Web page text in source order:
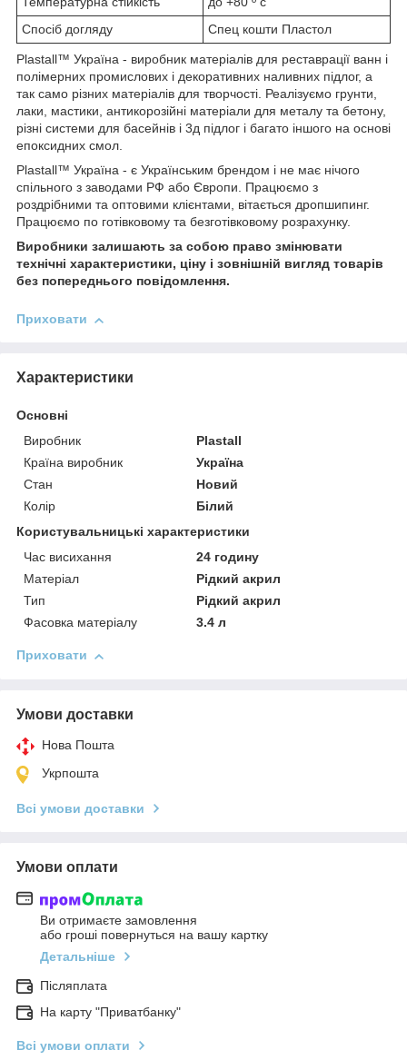
Спосіб догляду
Спец кошти Пластол
Plastall™ Україна - виробник матеріалів для реставрації ванн і
полімерних промислових і декоративних наливних підлог, а
так само різних матеріалів для творчості. Реалізуємо грунти,
лаки, мастики, антикорозійні матеріали для металу та бетону,
різні системи для басейнів і 3д підлог і багато іншого на основі
епоксидних смол.
Plastall™ Україна - є Українським брендом і не має нічого
спільного з заводами РФ або Європи. Працюємо з
роздрібними та оптовими клієнтами, вітається дропшипинг.
Працюємо по готівковому та безготівковому розрахунку.
Виробники залишають за собою право змінювати
технічні характеристики, ціну і зовнішній вигляд товарів
без попереднього повідомлення.
Приховати
Характеристики
Основні
Виробник
Plastall
Країна виробник
Україна
Стан
Новий
Колір
Білий
Користувальницькі характеристики
Час висихання
24 годину
Матеріал
Рідкий акрил
Тип
Рідкий акрил
Фасовка матеріалу
3.4 л
Приховати
Умови доставки
Нова Пошта
Укрпошта
Всі умови доставки
Умови оплати
Ви отримаєте замовлення
або гроші повернуться на вашу картку
Детальніше
Післяплата
На карту "Приватбанку"
Всі умови оплати